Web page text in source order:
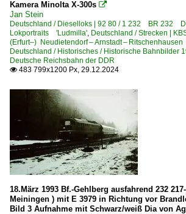
E-Loks | Drehstrom | 91 80
6 145 BR 145 ·Traxx AC·
6 185 BR 185 ·Traxx AC1/2·
6 185 BR 185 ·Traxx AC1/2·
6 189 BR 189 ·ES 64 F4·
E-Loks | konventionell
6 109 BR 109 DR 211 DR E 11
Kamera Minolta X-300s 
Jan Stein
Deutschland / Dieselloks | 92 80 / 1 232 BR 232
Lokportraits 'Ludmilla', Deutschland / Strecken |
(Erfurt–) Neudietendorf – Arnstadt –
Deutschland / Historisches / Historische Bahnbilder
Deutsche Reichsbahn der DDR
 483 799x1200 Px, 29.12.2024
18.März 1993 Bf.-Gehlberg ausfahrend 232
Meiningen ) mit E 3979 in Richtung vor
Bild 3 Aufnahme mit Schwarz/weiß Dia von